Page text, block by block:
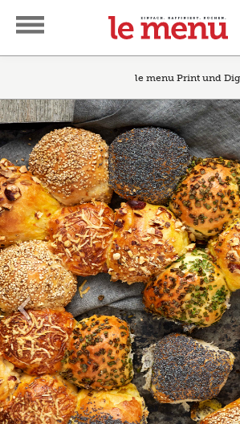
le menu Print und